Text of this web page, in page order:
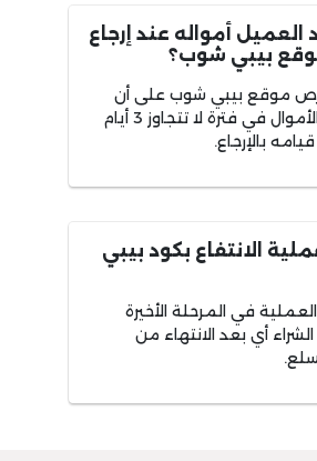
أمواله عند إرجاع
بيبي شوب؟
موقع بيبي شوب على أن
يرد هذه الأموال في فترة لا تتجاوز 3 أيام
بالإرجاع.
الانتفاع بكود بيبي
في المرحلة الأخيرة
أي بعد الانتهاء من